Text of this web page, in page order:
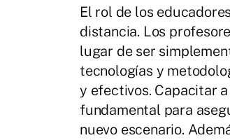
El rol de los
distancia. Los
lugar de ser
tecnologías y
y efectivos. Capacitar
fundamental para
nuevo escenario.